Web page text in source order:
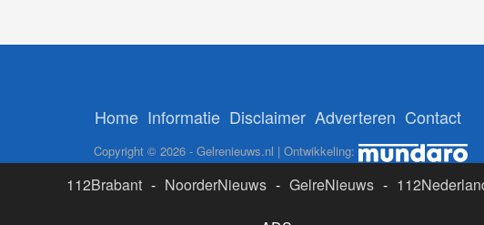
Home Informatie Disclaimer Adverteren Contact
Copyright © 2026 - Gelrenieuws.nl | Ontwikkeling:
112Brabant - NoorderNieuws - GelreNieuws -